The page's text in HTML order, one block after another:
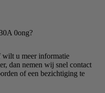
0ong?
wilt u meer informatie
dan nemen wij snel contact
of een bezichtiging te